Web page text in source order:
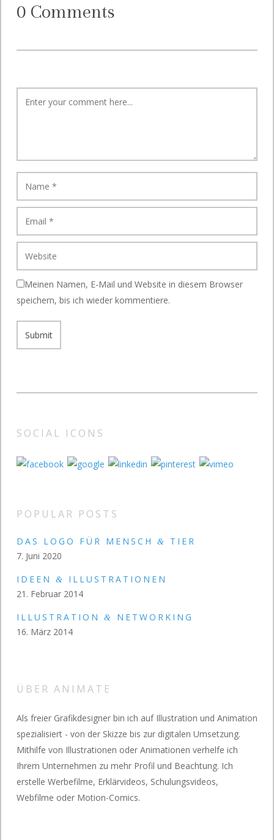
0 Comments
Meinen Namen, E-Mail und Website in diesem Browser
speichern, bis ich wieder kommentiere.
SOCIAL ICONS
POPULAR POSTS
DAS LOGO FÜR MENSCH &
TIER
7. Juni 2020
IDEEN
&
ILLUSTRATIONEN
21. Februar 2014
ILLUSTRATION
&
NETWORKING
16. März 2014
ÜBER ANIMATE
Als freier Grafikdesigner bin ich auf Illustration und Animation
spezialisiert - von der Skizze bis zur digitalen Umsetzung.
Mithilfe von Illustrationen oder Animationen verhelfe ich
Ihrem Unternehmen zu mehr Profil und Beachtung. Ich
erstelle Werbefilme, Erklärvideos, Schulungsvideos,
Webfilme oder Motion-Comics.